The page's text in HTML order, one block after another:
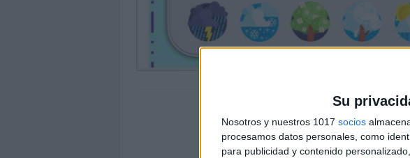
Su
Nosotros y nuestros 1017 socios
procesamos datos personales, como
para publicidad y contenido